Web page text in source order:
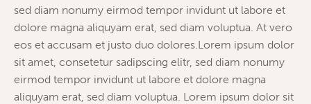
sed diam nonumy eirmod tempor invidunt ut labore et
dolore magna aliquyam erat, sed diam voluptua. At vero
eos et accusam et justo duo dolores.Lorem ipsum dolor
sit amet, consetetur sadipscing elitr, sed diam nonumy
eirmod tempor invidunt ut labore et dolore magna
aliquyam erat, sed diam voluptua. Lorem ipsum dolor sit